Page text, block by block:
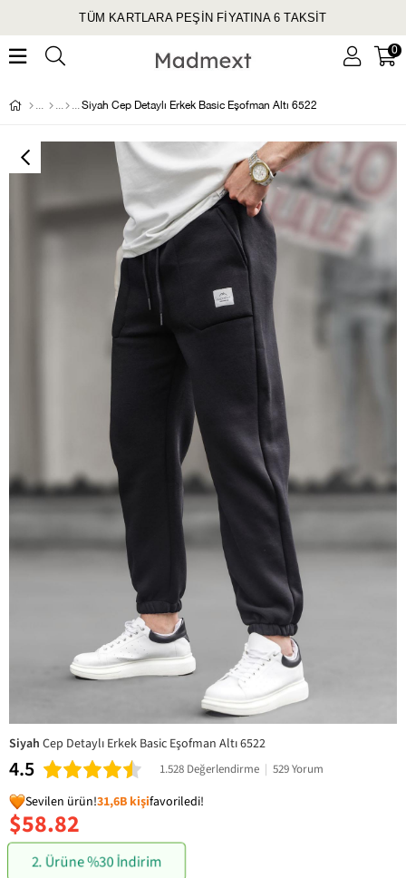
1500 TL ÜZERİ KARGO ÜCRETSİZ
0
Siyah Cep Detaylı Erkek Basic Eşofman Altı 6522
Siyah Cep Detaylı Erkek Basic Eşofman Altı 6522
4.5 1.528 Değerlendirme | 529 Yorum
Sevilen ürün!31,6B kişifavoriledi!
$58.82
2. Ürüne %30 İndirim